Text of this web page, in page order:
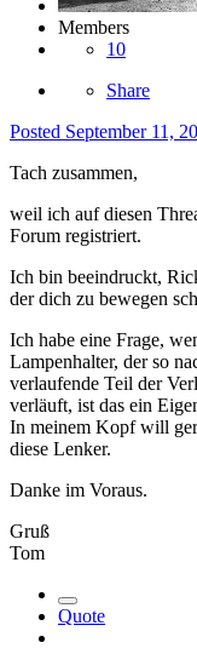
Members
10
Share
Posted September 11,
Tach zusammen,
weil ich auf diesen
Forum registriert.
Ich bin beeindruckt,
der dich zu bewegen
Ich habe eine Frage,
Lampenhalter, der so
verlaufende Teil der
verläuft, ist das ein
In meinem Kopf will
diese Lenker.
Danke im Voraus.
Gruß
Tom
Quote